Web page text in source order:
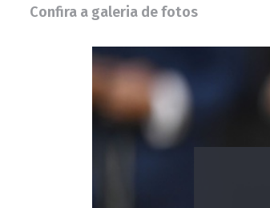
Confira a galeria de fotos